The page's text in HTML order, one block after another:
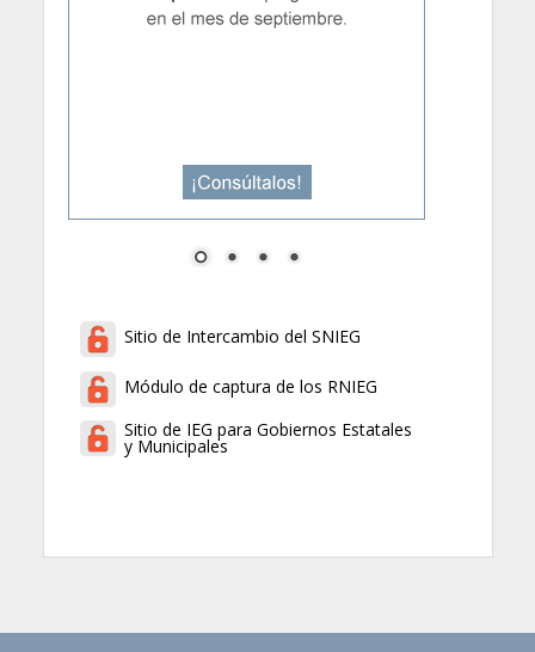
Sitio de Intercambio del SNIEG
Módulo de captura de los RNIEG
Sitio de IEG para Gobiernos Estatales
y Municipales